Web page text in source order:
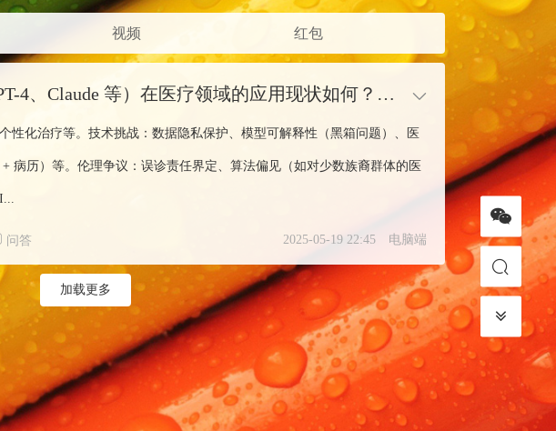
视频 红包
人工智能大模型（如 GPT-4、Claude 等）在医疗领域的应用现状如何？目前面临哪些技术挑战和伦理争议？
性化治疗等。技术挑战：数据隐私保护、模型可解释性（黑箱问题）、医
病历）等。伦理争议：误诊责任界定、算法偏见（如对少数族裔群体的医
问答 2025-05-19 22:45 电脑端
加载更多